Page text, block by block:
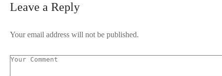
Leave a Reply
Your email address will not be published.